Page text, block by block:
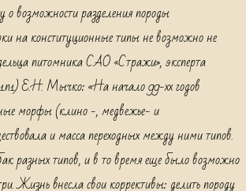
о возможности разделения породы
на конституционные типы не возможно не
питомника САО «Стражи», эксперта
Е.Н. Мычко: «На начало 99-хх годов
морфы (клино -, медвежье- и
и масса переходных между ними типов.
разных типов, и в то время еще было возможно
Жизнь внесла свои коррективы: делить породу